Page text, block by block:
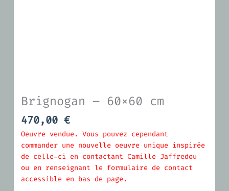
Brignogan – 60×60 cm
470,00€
Oeuvre vendue. Vous pouvez cependant
commander une nouvelle oeuvre unique inspirée
de celle-ci en contactant Camille Jaffredou
ou en renseignant le formulaire de contact
accessible en bas de page.